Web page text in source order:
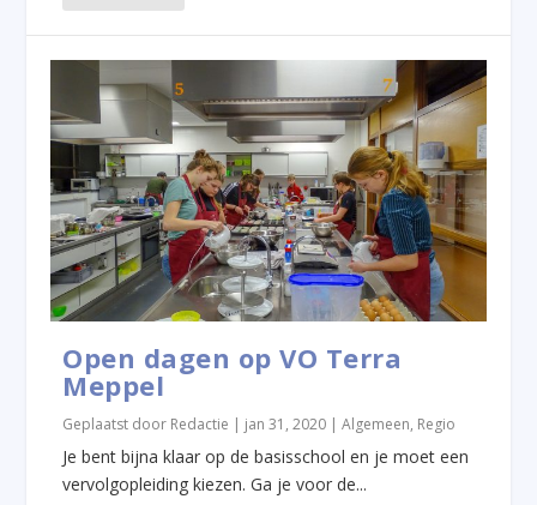
Open dagen op VO Terra
Meppel
Geplaatst door Redactie | jan 31, 2020 |Algemeen, Regio
Je bent bijna klaar op de basisschool en je moet een
vervolgopleiding kiezen. Ga je voor de...